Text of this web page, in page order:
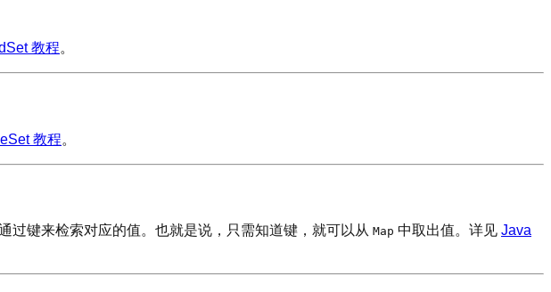
教程。
教程。
过键来检索对应的值。也就是说，只需知道键，就可以从 Map 中取出值。详见 Java